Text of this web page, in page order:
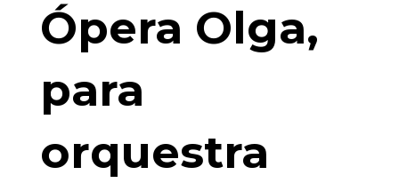
Ópera Olga,
para
orquestra